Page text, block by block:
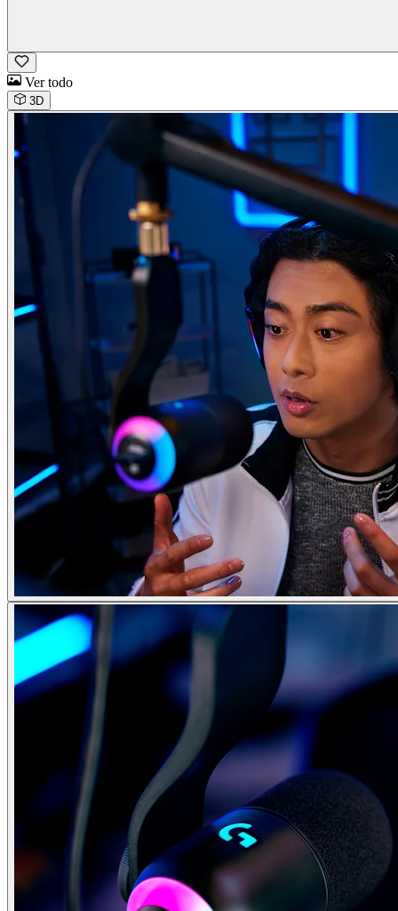
Ver todo
3D